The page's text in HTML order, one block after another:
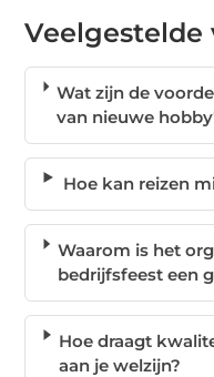
Veelgestelde
Wat zijn de
van nieuwe
Hoe kan reizen
Waarom is het
bedrijfsfeest een
Hoe draagt
aan je welzijn?